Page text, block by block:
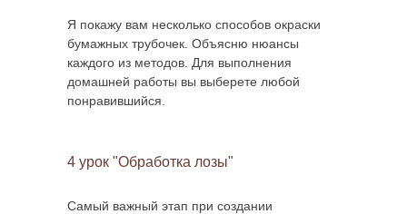
Я покажу вам несколько способов окраски
бумажных трубочек. Объясню нюансы
каждого из методов. Для выполнения
домашней работы вы выберете любой
понравившийся.
4 урок "Обработка лозы"
Самый важный этап при создании